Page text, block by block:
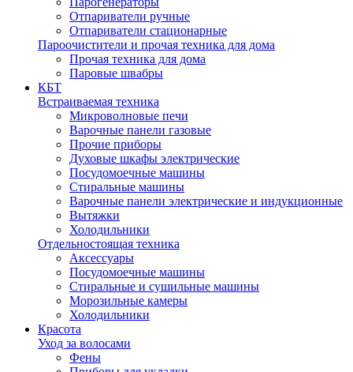
Отпариватели ручные
Отпариватели стационарные
Пароочистители и прочая техника для дома
Прочая техника для дома
Паровые швабры
КБТ
Встраиваемая техника
Микроволновые печи
Варочные панели газовые
Прочие приборы
Духовые шкафы электрические
Посудомоечные машины
Стиральные машины
Варочные панели электрические и индукционные
Вытяжки
Холодильники
Отдельностоящая техника
Аксессуары
Посудомоечные машины
Стиральные и сушильные машины
Морозильные камеры
Холодильники
Красота
Уход за волосами
Фены